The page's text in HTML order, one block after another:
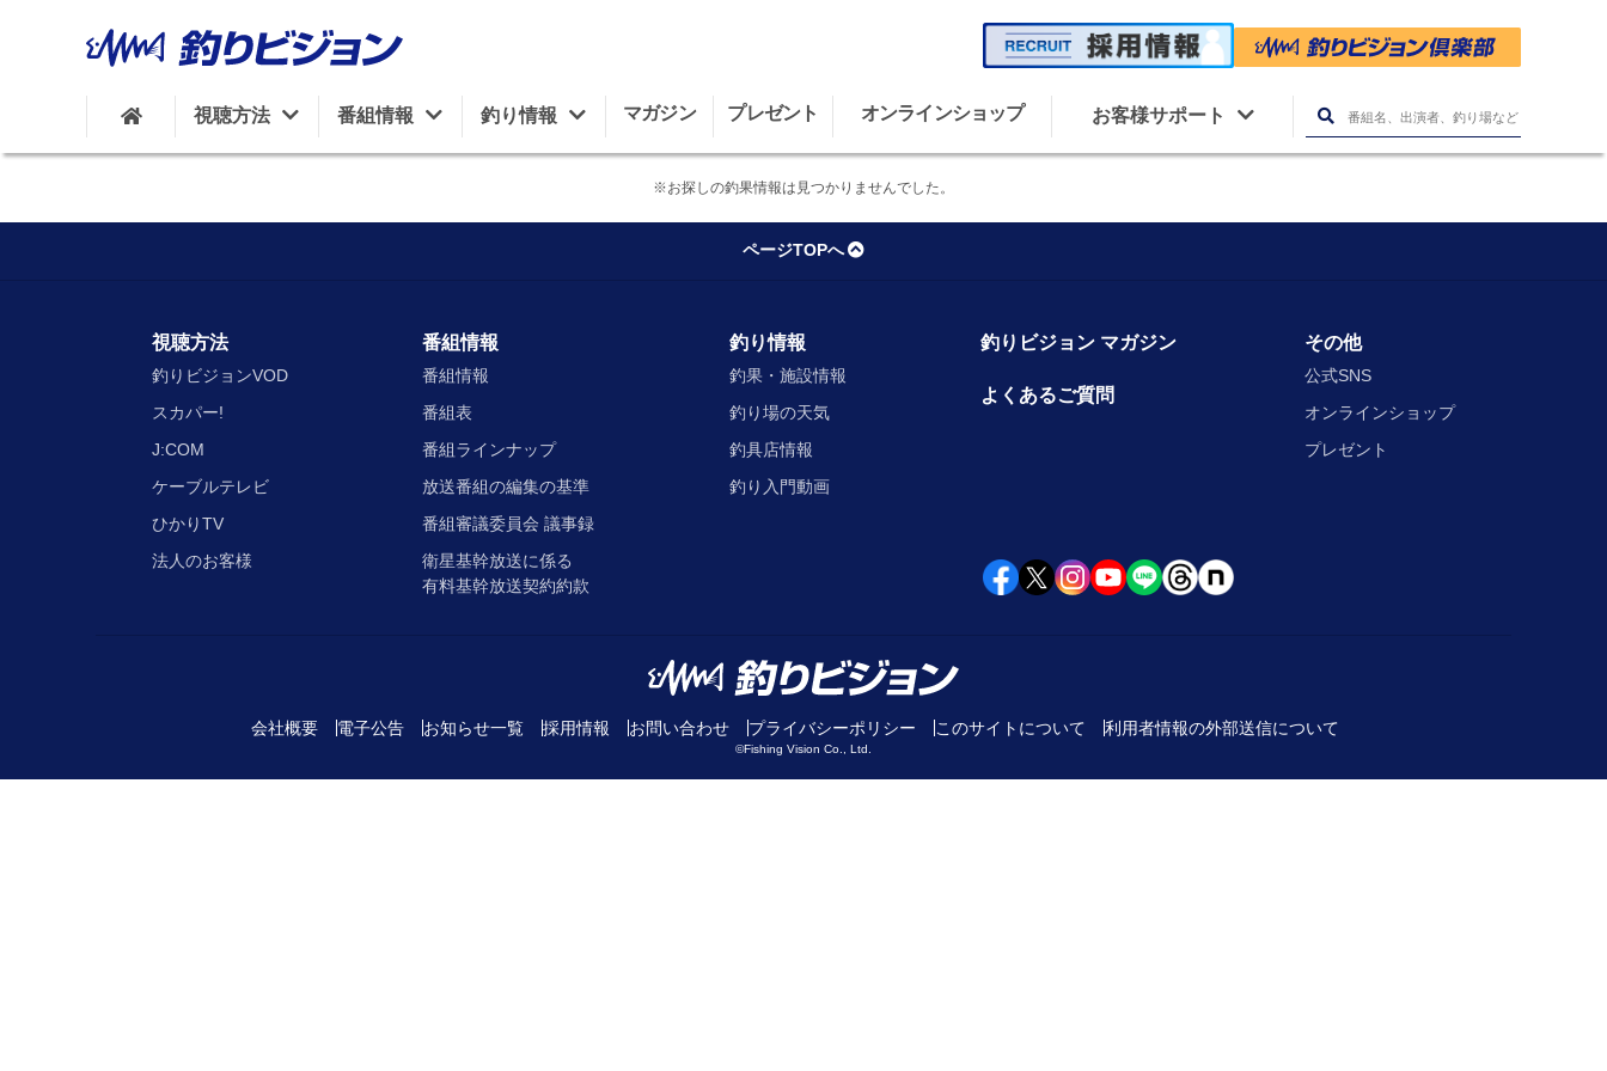
視聴方法 番組情報 釣り情報 マガジン プレゼント オンラインショップ お客様サポート
※お探しの釣果情報は見つかりませんでした。
ページTOPへ
視聴方法
釣りビジョンVOD
スカパー!
J:COM
ケーブルテレビ
ひかりTV
法人のお客様
番組情報
番組情報
番組表
番組ラインナップ
放送番組の編集の基準
番組審議委員会 議事録
衛星基幹放送に係る
有料基幹放送契約約款
釣り情報
釣果・施設情報
釣り場の天気
釣具店情報
釣り入門動画
釣りビジョン マガジン
よくあるご質問
その他
公式SNS
オンラインショップ
プレゼント
会社概要 電子公告 お知らせ一覧 採用情報 お問い合わせ プライバシーポリシー このサイトについて 利用者情報の外部送信について
©Fishing Vision Co., Ltd.